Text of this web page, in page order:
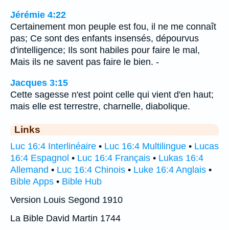
Jérémie 4:22
Certainement mon peuple est fou, il ne me connaît
pas; Ce sont des enfants insensés, dépourvus
d'intelligence; Ils sont habiles pour faire le mal,
Mais ils ne savent pas faire le bien. -
Jacques 3:15
Cette sagesse n'est point celle qui vient d'en haut;
mais elle est terrestre, charnelle, diabolique.
Links
Luc 16:4 Interlinéaire • Luc 16:4 Multilingue • Lucas
16:4 Espagnol • Luc 16:4 Français • Lukas 16:4
Allemand • Luc 16:4 Chinois • Luke 16:4 Anglais •
Bible Apps • Bible Hub
Version Louis Segond 1910
La Bible David Martin 1744